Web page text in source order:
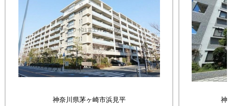
神奈川県茅ヶ崎市浜見平 神